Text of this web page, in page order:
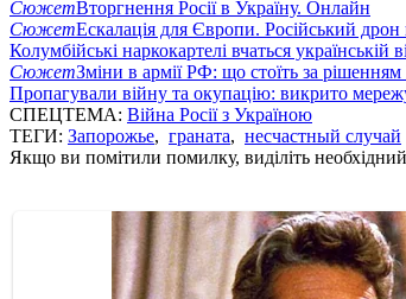
СюжетВторгнення Росії в Україну. Онлайн
СюжетЕскалація для Європи. Російський
Колумбійські наркокартелі вчаться українській
СюжетЗміни в армії РФ: що стоїть за рішенням
Пропагували війну та окупацію: викрито
СПЕЦТЕМА: Війна Росії з Україною
ТЕГИ: Запорожье, граната, несчастный случай
Якщо ви помітили помилку, виділіть